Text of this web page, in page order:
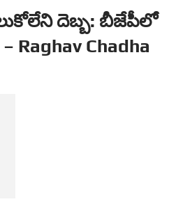
దెబ్బ: బీజేపీలో
Chadha